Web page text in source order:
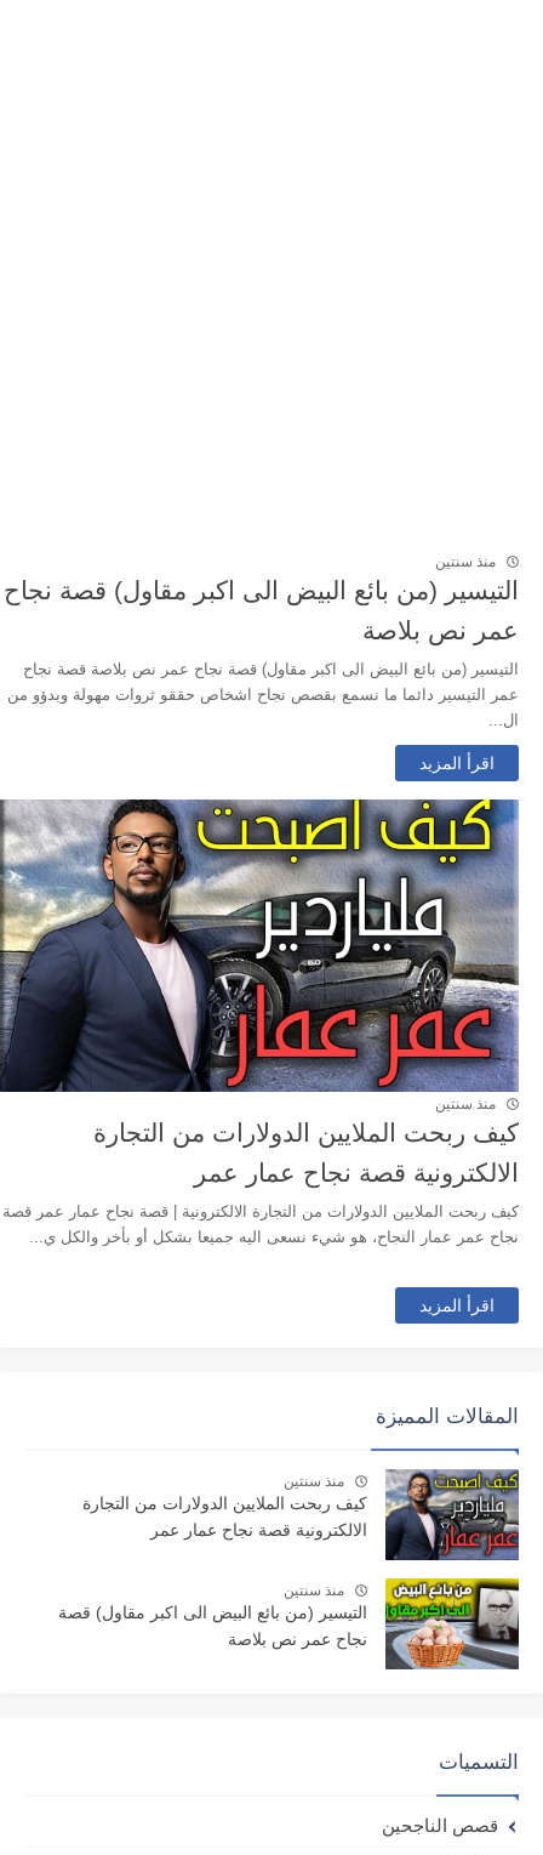
منذ سنتين
التيسير (من بائع البيض الى اكبر مقاول) قصة نجاح
عمر نص بلاصة
التيسير (من بائع البيض الى اكبر مقاول) قصة نجاح عمر نص بلاصة قصة نجاح
عمر التيسير دائما ما نسمع بقصص نجاح اشخاص حققو ثروات مهولة وبدؤو من
ال...
اقرأ المزيد
منذ سنتين
كيف ربحت الملايين الدولارات من التجارة
الالكترونية قصة نجاح عمار عمر
كيف ربحت الملايين الدولارات من التجارة الالكترونية | قصة نجاح عمار عمر قصة
نجاح عمر عمار النجاح، هو شيء نسعى اليه جميعا بشكل أو بأخر والكل ي...
اقرأ المزيد
المقالات المميزة
منذ سنتين
كيف ربحت الملايين الدولارات من التجارة
الالكترونية قصة نجاح عمار عمر
منذ سنتين
التيسير (من بائع البيض الى اكبر مقاول) قصة
نجاح عمر نص بلاصة
التسميات
قصص الناجحين